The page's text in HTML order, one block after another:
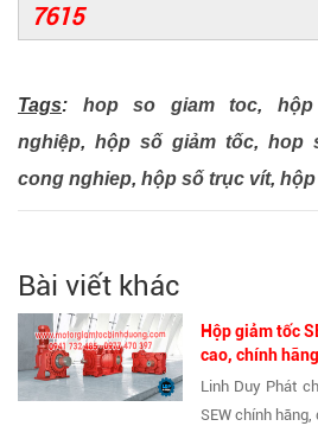
7615
Tags: hop so giam toc,
nghiệp, hộp số giảm tốc, hop
cong nghiep, hộp số trục vít, hộp
Bài viết khác
Hộp giảm tốc
cao, chính hãng
Linh Duy Phát
SEW chính hãng,